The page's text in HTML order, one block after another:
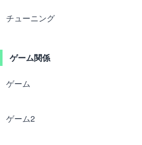
チューニング
ゲーム関係
ゲーム
ゲーム2